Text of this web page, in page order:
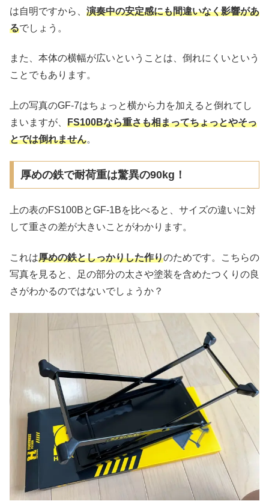
は自明ですから、 演奏中の安定感にも間違いなく影響があ
るでしょう。
また、本体の横幅が広いということは、倒れにくいという
ことでもあります。
上の写真のGF-7はちょっと横から力を加えると倒れてし
まいますが、 FS100Bなら重さも相まってちょっとやそっ
とでは倒れません。
厚めの鉄で耐荷重は驚異の90kg！
上の表のFS100BとGF-1Bを比べると、サイズの違いに対
して重さの差が大きいことがわかります。
これは厚めの鉄としっかりした作りのためです。こちらの
写真を見ると、足の部分の太さや塗装を含めたつくりの良
さがわかるのではないでしょうか？